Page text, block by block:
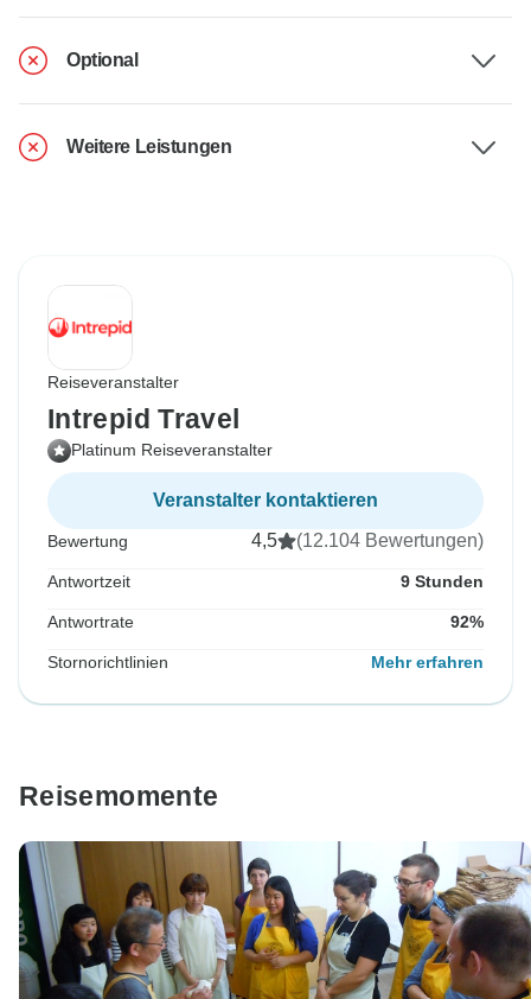
Optional
Weitere Leistungen
Reiseveranstalter
Intrepid Travel
Platinum Reiseveranstalter
Veranstalter kontaktieren
Bewertung 4,5 (12.104 Bewertungen)
Antwortzeit 9 Stunden
Antwortrate 92%
Stornorichtlinien Mehr erfahren
Reisemomente